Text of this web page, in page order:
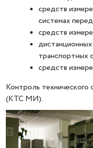
средств
системах
средств
транспортных
средств
Контроль технического
(КТС МИ).